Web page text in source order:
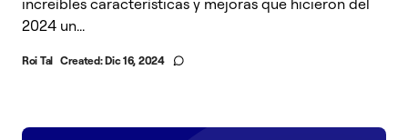
2024 un...
Roi Tal Created:Dic 16, 2024